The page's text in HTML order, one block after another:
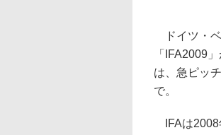
ドイツ・ベ
「IFA2009
は、急ピッ
で。
IFAは2008